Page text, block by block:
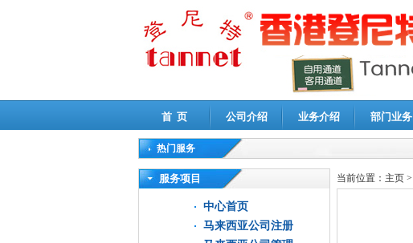
首 页 公司介绍 业务介绍 部门业务
热门服务
高新技术企业认定审计|企业所得税汇算清缴申报鉴证
服务项目
中心首页
马来西亚公司注册
当前位置： 主页 >